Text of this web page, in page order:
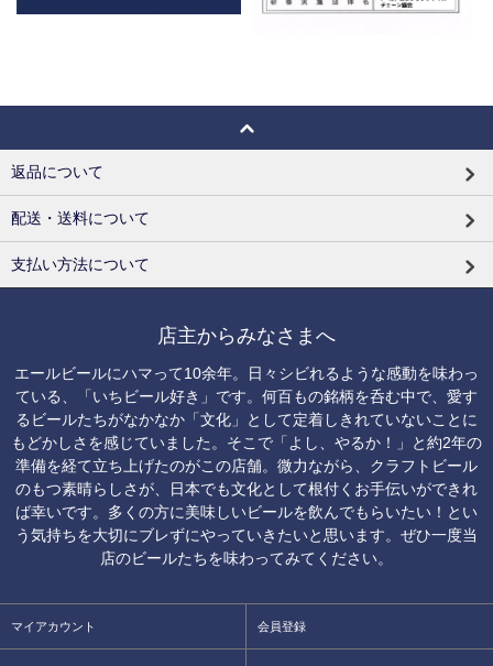
返品について
配送・送料について
支払い方法について
店主からみなさまへ
エールビールにハマって10余年。日々シビれるような感動を味わっ
ている、「いちビール好き」です。何百もの銘柄を呑む中で、愛す
るビールたちがなかなか「文化」として定着しきれていないことに
もどかしさを感じていました。そこで「よし、やるか！」と約2年の
準備を経て立ち上げたのがこの店舗。微力ながら、クラフトビール
のもつ素晴らしさが、日本でも文化として根付くお手伝いができれ
ば幸いです。多くの方に美味しいビールを飲んでもらいたい！とい
う気持ちを大切にブレずにやっていきたいと思います。ぜひ一度当
店のビールたちを味わってみてください。
マイアカウント 会員登録